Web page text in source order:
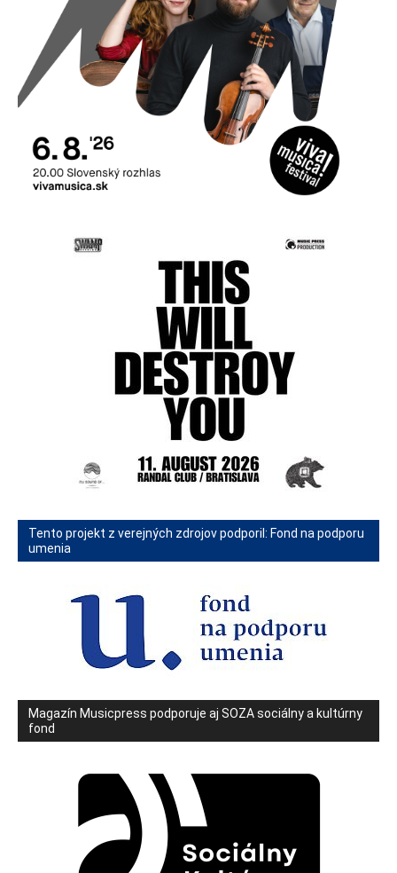
Tento projekt z verejných zdrojov podporil: Fond na podporu
umenia
Magazín Musicpress podporuje aj SOZA sociálny a kultúrny
fond